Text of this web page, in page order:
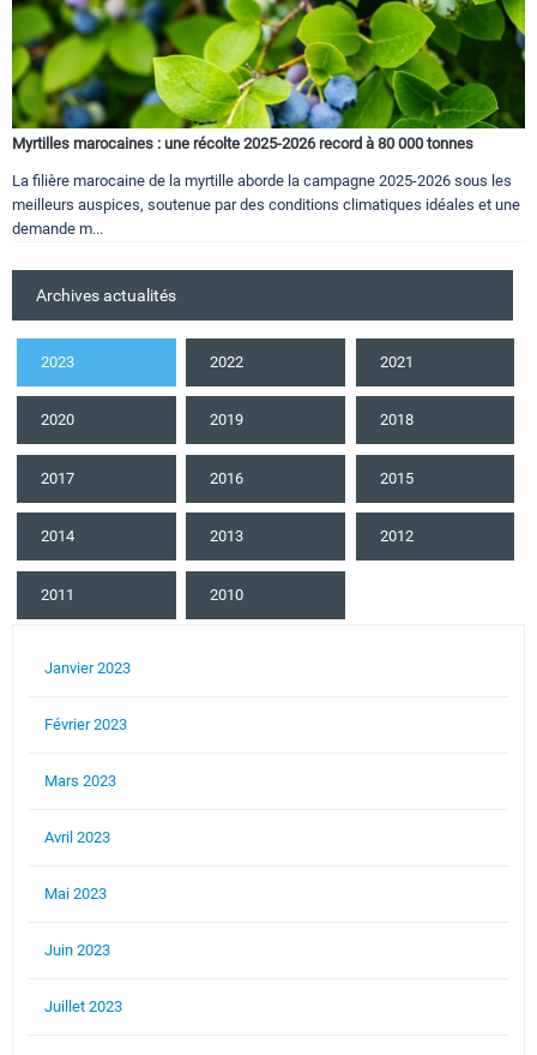
Myrtilles marocaines : une récolte 2025-2026 record à 80 000 tonnes
La filière marocaine de la myrtille aborde la campagne 2025-2026 sous les
meilleurs auspices, soutenue par des conditions climatiques idéales et une
demande m...
Archives actualités
2023 2022 2021
2020 2019 2018
2017 2016 2015
2014 2013 2012
2011 2010
Janvier 2023
Février 2023
Mars 2023
Avril 2023
Mai 2023
Juin 2023
Juillet 2023